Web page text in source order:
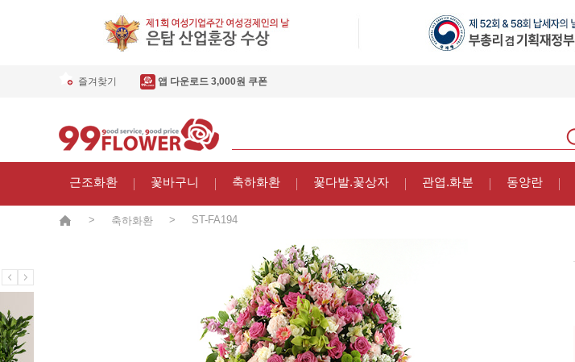
즐겨찾기 앱 다운로드 3,000원 쿠폰
근조화환 꽃바구니 축하화환 꽃다발.꽃상자 관엽.화분 동양란
> 축하화환 > ST-FA194